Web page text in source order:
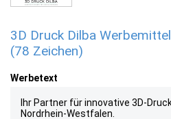
3D Druck Dilba
(78 Zeichen)
Werbetext
Ihr Partner für innovative 3D-
Nordrhein-Westfalen.